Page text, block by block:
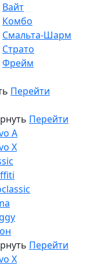
Вайт
Комбо
Смальта-Шарм
Страто
Фрейм
Перейти
Перейти
A
X
Перейти
X